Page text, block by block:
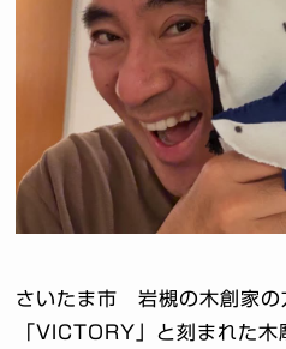
さいたま市 岩槻の木創家の
「VICTORY」と刻まれた